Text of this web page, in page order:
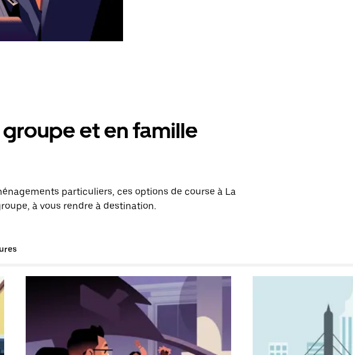
et en famille
particuliers, ces options de course à La
à vous rendre à destination.